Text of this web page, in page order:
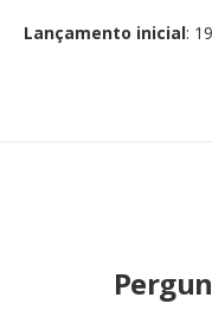
Lançamento inicial: